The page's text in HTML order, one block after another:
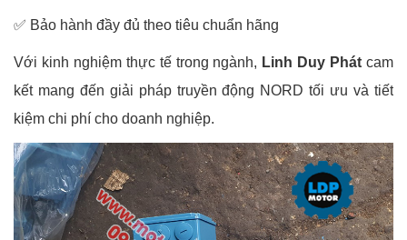
✅ Bảo hành đầy đủ theo tiêu chuẩn hãng
Với kinh nghiệm thực tế trong ngành, Linh Duy Phát cam
kết mang đến giải pháp truyền động NORD tối ưu và tiết
kiệm chi phí cho doanh nghiệp.